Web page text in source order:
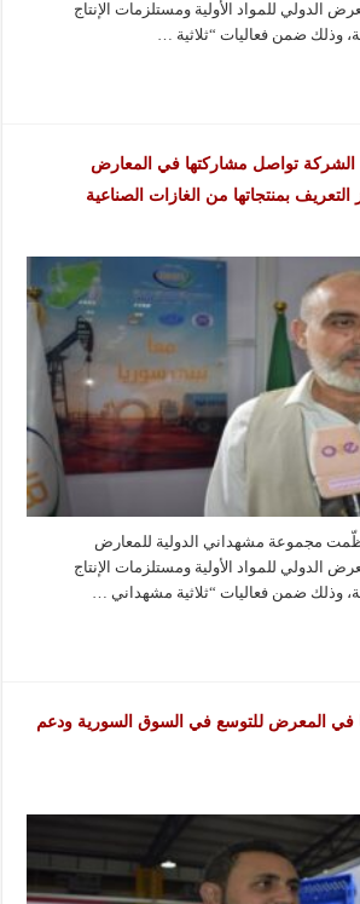
الدولي للمواد الأولية ومستلزمات الإنتاج
وذلك ضمن فعاليات “ثلاثية …
تواصل مشاركتها في المعارض
بمنتجاتها من الغازات الصناعية
مجموعة مشهداني الدولية للمعارض
الدولي للمواد الأولية ومستلزمات الإنتاج
وذلك ضمن فعاليات “ثلاثية مشهداني …
في المعرض للتوسع في السوق السورية ودعم